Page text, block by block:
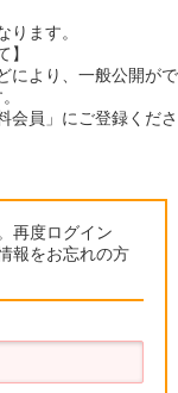
ります。
】
により、一般公開がで
会員」にご登録くださ
再度ログイン
報をお忘れの方